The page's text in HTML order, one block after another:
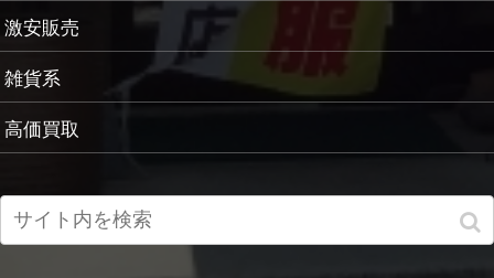
激安販売
雑貨系
高価買取